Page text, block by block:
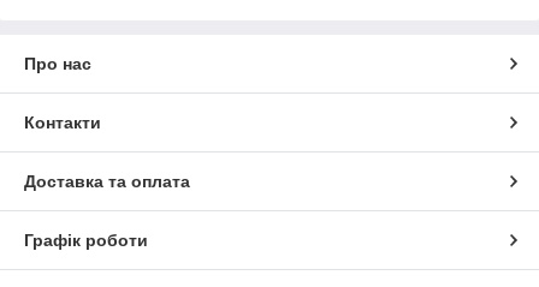
Про нас
Контакти
Доставка та оплата
Графік роботи